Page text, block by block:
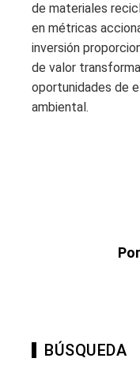
de materiales
en métricas
inversión
de valor
oportunidades de
ambiental.
BÚSQUEDA